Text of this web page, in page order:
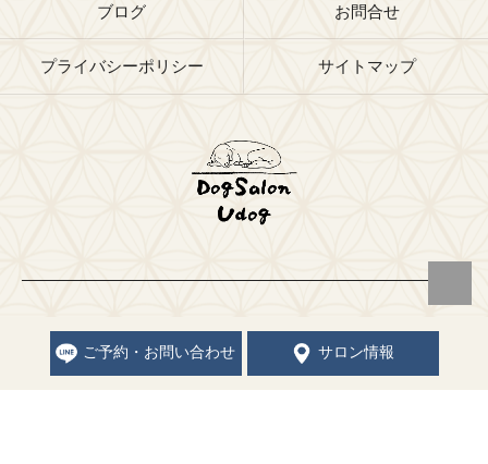
ご予約・お問い合わせ サロン情報
ブログ お問合せ
プライバシーポリシー サイトマップ
RIGHTS RESERVED.